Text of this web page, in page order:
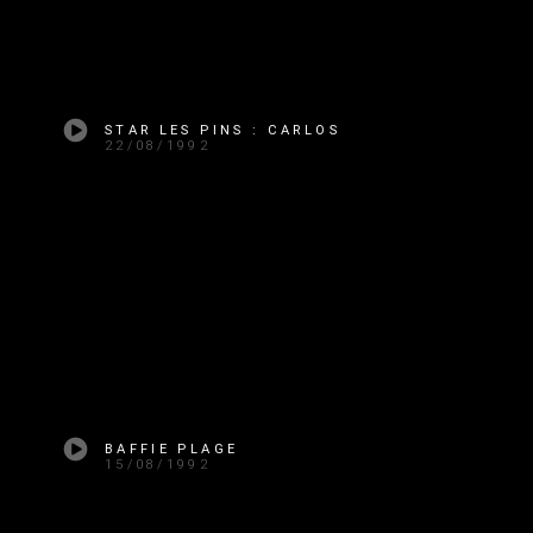
STAR LES PINS : CARLOS
22/08/1992
BAFFIE PLAGE
15/08/1992